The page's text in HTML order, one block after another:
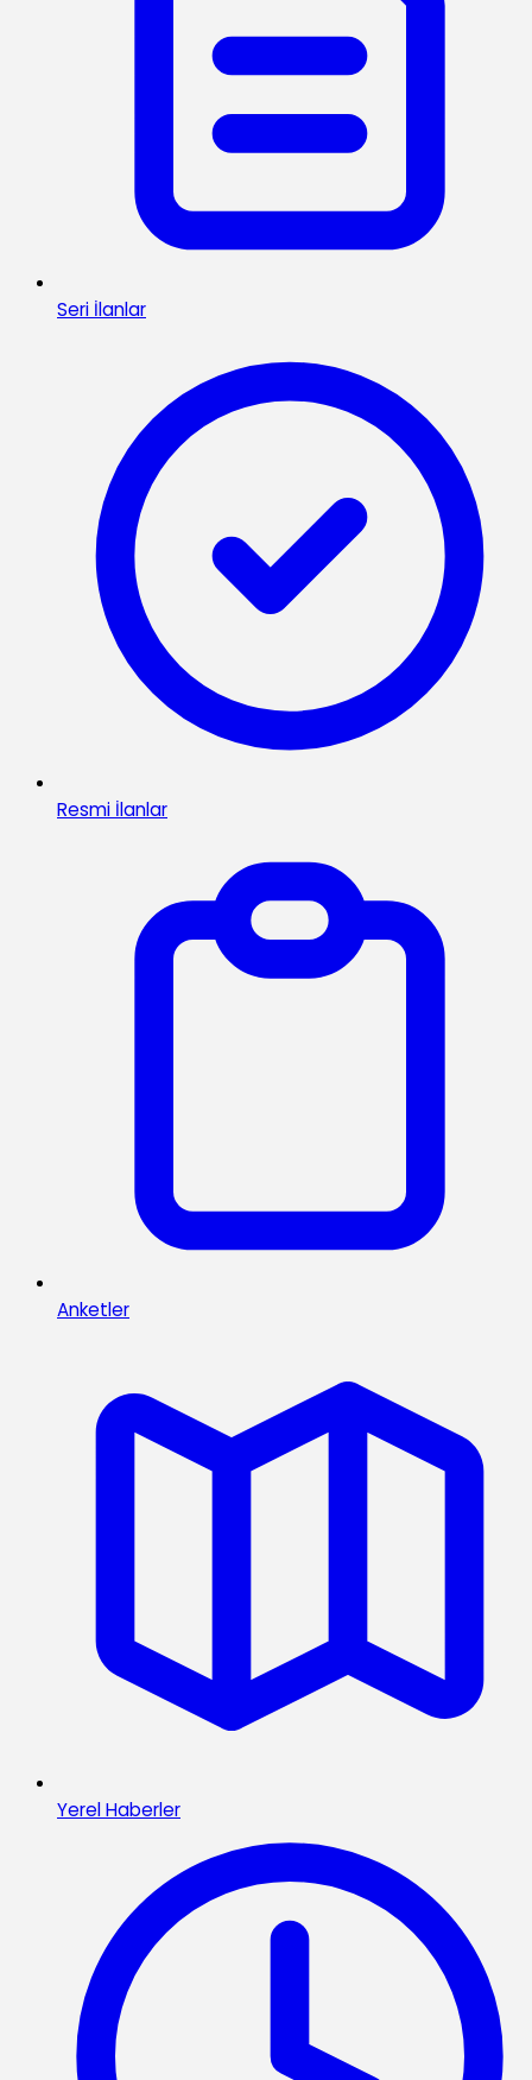
Seri İlanlar
Resmi İlanlar
Anketler
Yerel Haberler